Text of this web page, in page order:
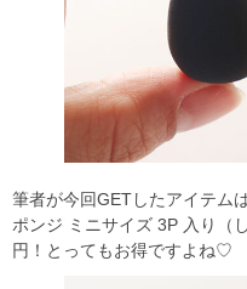
筆者が今回GETしたアイテム
ポンジ ミニサイズ 3P 入り（
円！とってもお得ですよね♡